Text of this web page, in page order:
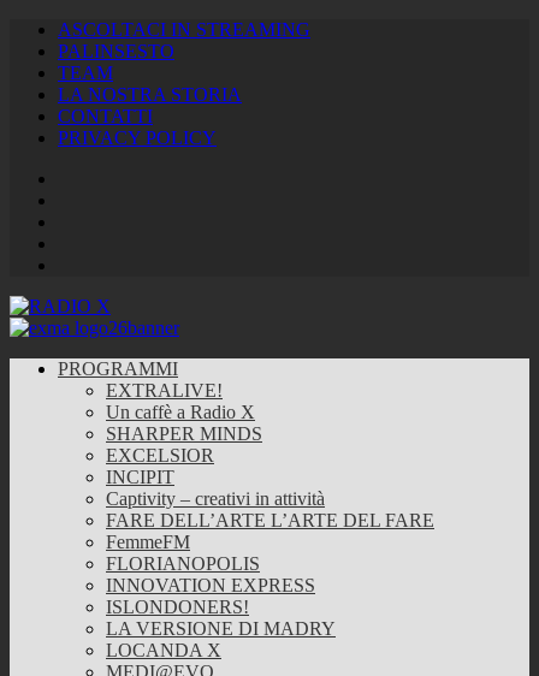
ASCOLTACI IN STREAMING
PALINSESTO
TEAM
LA NOSTRA STORIA
CONTATTI
PRIVACY POLICY
PROGRAMMI
EXTRALIVE!
Un caffè a Radio X
SHARPER MINDS
EXCELSIOR
INCIPIT
Captivity – creativi in attività
FARE DELL’ARTE L’ARTE DEL FARE
FemmeFM
FLORIANOPOLIS
INNOVATION EXPRESS
ISLONDONERS!
LA VERSIONE DI MADRY
LOCANDA X
MEDI@EVO